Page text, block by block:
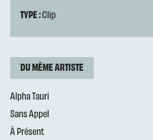
TYPE :Clip
DU MÊME ARTISTE
Alpha Tauri
Sans Appel
À Présent